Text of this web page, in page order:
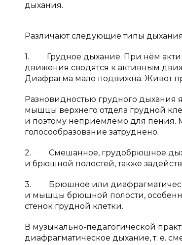
дыхания.
Различают следующие типы
1. Грудное дыхание. При нём
движения сводятся к активным
Диафрагма мало подвижна. Живот
Разновидностью грудного дыхания
мышцы верхнего отдела грудной
и поэтому неприемлемо для
голосообразование затруднено.
2. Смешанное, грудобрюшное
и брюшной полостей, также
3. Брюшное или
и мышцы брюшной полости,
стенок грудной клетки.
В музыкально-педагогической
диафрагматическое дыхание, т. е.